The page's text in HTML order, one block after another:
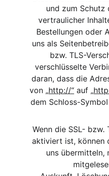
und zum Schutz
vertraulicher
Bestellungen oder
uns als
bzw. TLS-
verschlüsselte
daran, dass die
von „http://“ auf „
dem Schloss-
Wenn die SSL- bzw.
aktiviert ist, können
uns übermitteln,